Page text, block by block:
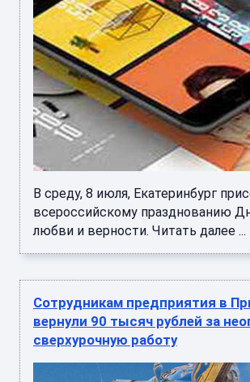
В среду, 8 июля, Екатеринбург
всероссийскому празднованию
любви и верности. Читать далее ...
Сотрудникам предприятия в
вернули 90 тысяч рублей за
сверхурочную работу